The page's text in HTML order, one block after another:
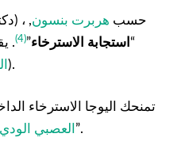
حسب هربرت بنسون, ،
“ استجابة الاسترخاء”
(4)
.
() ويريحك من الاكتئاب.
تمنحك اليوجا الاسترخاء
العصبي الودي ”.